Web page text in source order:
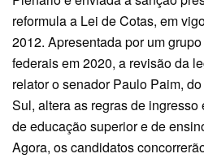
reformula a Lei de Cotas, em
2012. Apresentada por um
federais em 2020, a revisão da
relator o senador Paulo Paim,
Sul, altera as regras de
de educação superior e de
Agora, os candidatos